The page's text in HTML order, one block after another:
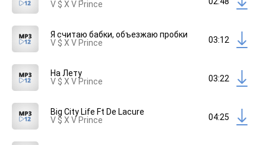
V $ X V Prince
Я считаю бабки, объезжаю пробки
V $ X V Prince
03:12
На Лету
V $ X V Prince
03:22
Big City Life Ft De Lacure
V $ X V Prince
04:25